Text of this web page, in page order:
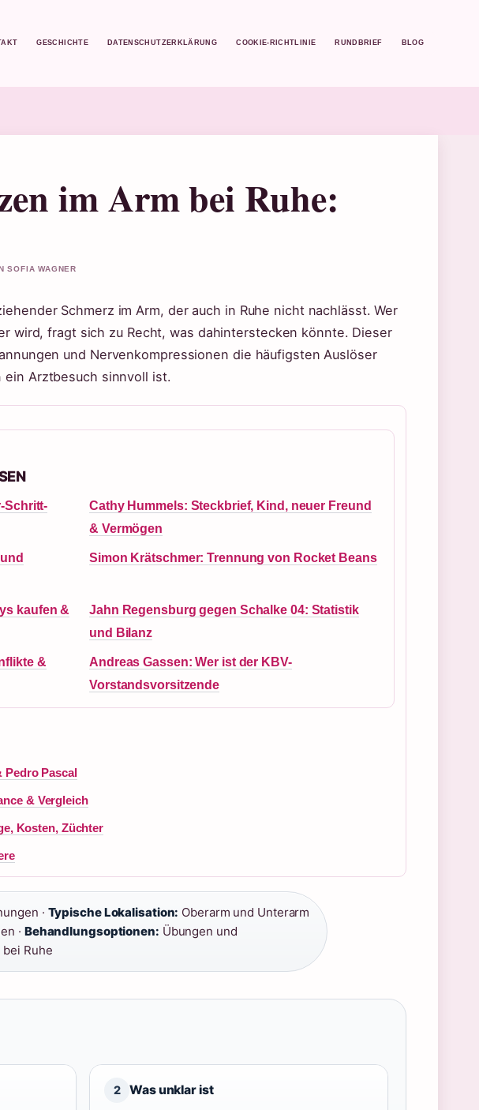
GESCHICHTE DATENSCHUTZERKLÄRUNG COOKIE-RICHTLINIE RUNDBRIEF BLOG
im Arm bei Ruhe:
SOFIA WAGNER
Schmerz im Arm, der auch in Ruhe nicht nachlässt. Wer
wird, fragt sich zu Recht, was dahinterstecken könnte. Dieser
und Nervenkompressionen die häufigsten Auslöser
ein Arztbesuch sinnvoll ist.
Schritt-
Cathy Hummels: Steckbrief, Kind, neuer Freund
& Vermögen
Simon Krätschmer: Trennung von Rocket Beans
kaufen &
Jahn Regensburg gegen Schalke 04: Statistik
und Bilanz
&
Andreas Gassen: Wer ist der KBV-
Vorstandsvorsitzende
Pedro Pascal
& Vergleich
Kosten, Züchter
· Typische Lokalisation: Oberarm und Unterarm
· Behandlungsoptionen: Übungen und
bei Ruhe
2 Was unklar ist